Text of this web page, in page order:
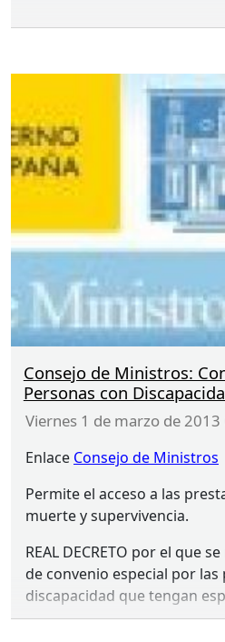
Consejo de Ministros:
Personas con
viernes 1 de marzo de 2013
Enlace Consejo de Ministros
Permite el acceso a las
muerte y supervivencia.
REAL DECRETO por el que
de convenio especial por las
discapacidad que tengan
inserción laboral.